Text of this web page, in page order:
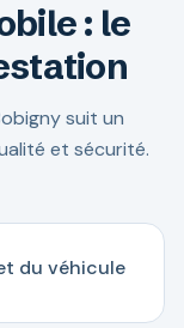
: le
suit un
et sécurité.
du véhicule